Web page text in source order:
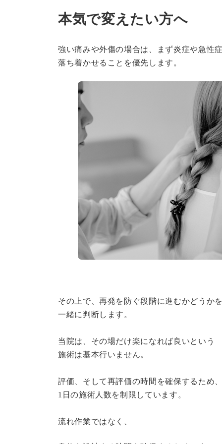
本気で変えたい方へ
強い痛みや外傷の場合は、まず炎症や急性
落ち着かせることを優先します。
その上で、再発を防ぐ段階に進むかどうか
一緒に判断します。
当院は、その場だけ楽になれば良いという
施術は基本行いません。
評価、そして再評価の時間を確保するため
1日の施術人数を制限しています。
流れ作業ではなく、